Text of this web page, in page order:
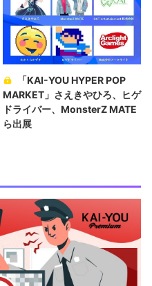
「KAI-YOU HYPER POP
MARKET」さえきやひろ、ヒゲ
ドライバー、MonsterZ MATE
ら出展